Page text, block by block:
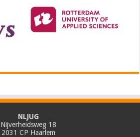
NLJUG
Nijverheidsweg 18
2031 CP Haarlem